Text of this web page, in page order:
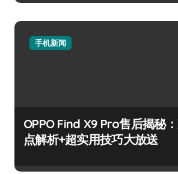
手机新闻
OPPO Find X9 Pro售后揭秘
点解析+超实用技巧大放送